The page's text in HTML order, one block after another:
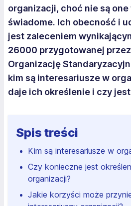
organizacji, choć nie są
świadome. Ich obecność i
jest zaleceniem
26000 przygotowanej
Organizację
kim są interesariusze w
daje ich określenie i czy
Spis treści
Kim są interesariusze w
Czy konieczne jest
organizacji?
Jakie korzyści może